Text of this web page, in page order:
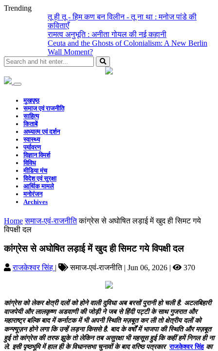
Trending
तू ही तू - हिम कण बन विलीन - तू ना था : मनोज पांडे की
कविताएँ
रामत्व अनुभूति : अनीता गोयल की नई कहानी
Ceuta and the Ghosts of Colonialism: A New Berlin
Wall Moment?
मुखपृष्ठ
समाज एवं राजनीति
साहित्य
किताबें
अध्यात्म एवं दर्शन
स्वास्थ्य
पर्यावरण
विज्ञान विमर्श
विविध
मीडिया मंच
विदेश एवं सुरक्षा
आर्थिक मामले
मनोरंजन
Archives
Home समाज-एवं-राजनीति कांग्रेस से अघोषित लड़ाई में खुद ही सिमट गये
विपक्षी दल
कांग्रेस से अघोषित लड़ाई में खुद ही सिमट गये विपक्षी दल
राजकेश्वर सिंह | समाज-एवं-राजनीति | Jun 06, 2026 | 370
कांग्रेस को लेकर क्षेत्री दलों को होने वाली दुविधा अब बरसों पुरानी हो चली है. अटलबिहारी
वाजपेयी और लालकृष्ण अडवाणी की जोड़ी ने जब से हिंदी पट्टी के साथ गुजरात और
महाराष्ट्र बल्कि बाद में कर्नाटक में भी अपनी स्थिति मज़बूत कर ली तो क्षेत्रीय दलों को
कन्फ्यूज़न होने लगा कि उन्हें लड़ना किससे है. बाद के वर्षों में भाजपा की स्थिति और मज़बूत
हुई तो कांग्रेस की तरफ झुके तो लेकिन तब असुरक्षा भी महसूस हुई कि कहीं हमें निगल ही ना
ले. इसी पृष्ठभूमि में हाल ही के विधानसभा चुनावों के बाद वरिष्ठ पत्रकारराजकेश्वर सिंह का